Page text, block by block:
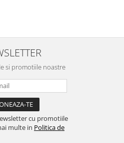
si promotiile noastre
cu promotiile
multe in Politica de